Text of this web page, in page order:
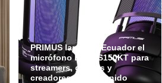
PRIMUS lanza en Ecuador el
micrófono ETHOS150KT para
streamers, gamers y
creadores de contenido